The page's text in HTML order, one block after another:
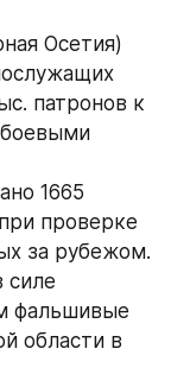
Осетия)
патронов к
1665
проверке
за рубежом.
силе
фальшивые
области в